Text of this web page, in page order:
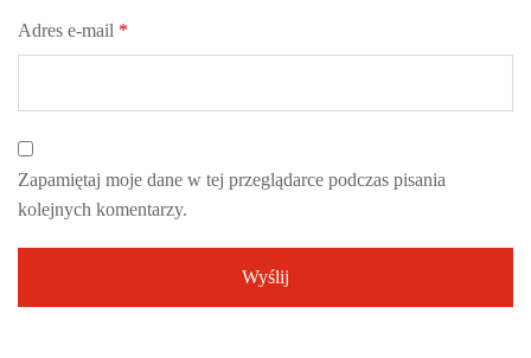
Adres e-mail *
Zapamiętaj moje dane w tej przeglądarce podczas pisania
kolejnych komentarzy.